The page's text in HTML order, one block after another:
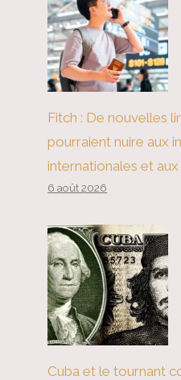
Fitch : De nouvelles
pourraient nuire aux
internationales et
6 août 2026
Cuba et le tournant